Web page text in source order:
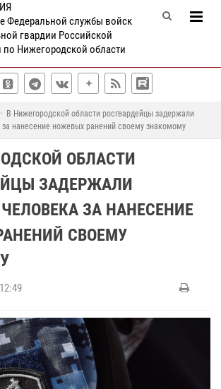
Федеральной службы войск
гвардии Российской
Нижегородской области
В Нижегородской области росгвардейцы задержали
за нанесение ножевых ранений своему знакомому
ОБЛАСТИ
ЗАДЕРЖАЛИ
ЗА НАНЕСЕНИЕ
СВОЕМУ